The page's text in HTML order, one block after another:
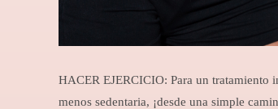
HACER EJERCICIO: Para un tratamiento
menos sedentaria, ¡desde una simple